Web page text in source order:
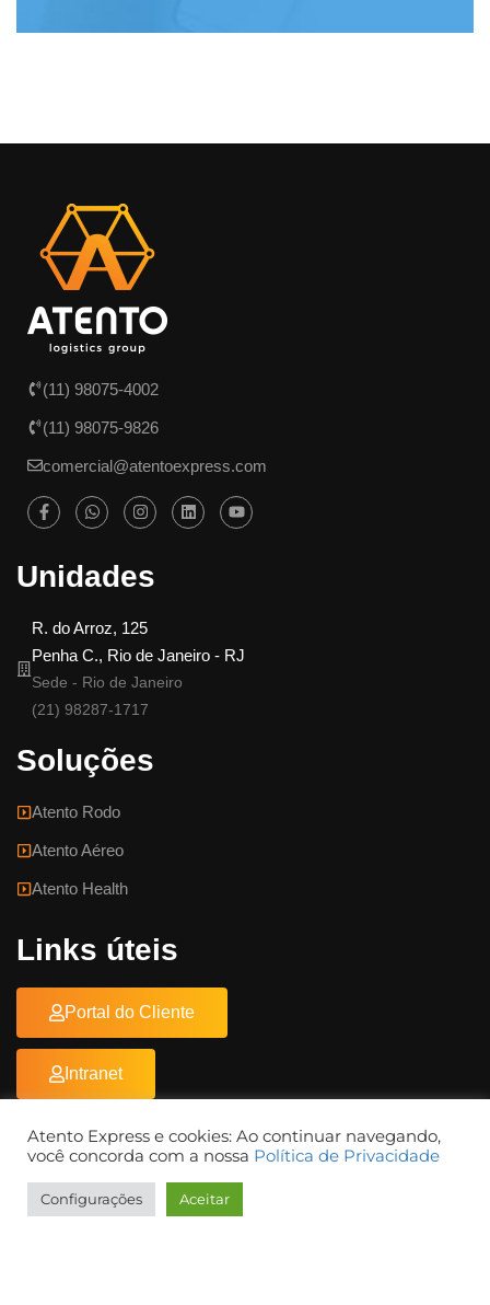
(11) 98075-4002
(11) 98075-9826
comercial@atentoexpress.com
Unidades
R. do Arroz, 125
Penha C., Rio de Janeiro - RJ
Sede - Rio de Janeiro
(21) 98287-1717
Soluções
Atento Rodo
Atento Aéreo
Atento Health
Links úteis
Portal do Cliente
Intranet
Documentos
Atento Express e cookies: Ao continuar navegando,
você concorda com a nossa Política de Privacidade
Configurações Aceitar